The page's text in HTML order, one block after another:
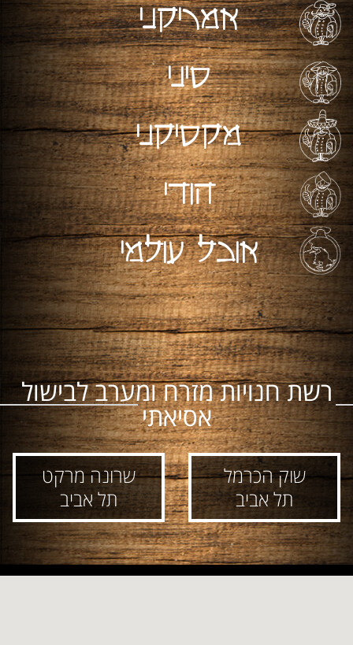
אמריקני
סיני
מקסיקני
הודי
אוכל עולמי
רשת חנויות מזרח ומערב לבישול
אסיאתי
שוק הכרמל
תל אביב
שרונה מרקט
תל אביב